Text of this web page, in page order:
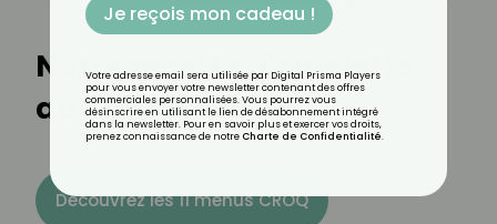
Notre recette d'omelette
aux asperges 🍳
Découvrez les 11 menus CROQ
Je reçois mon cadeau !
Votre adresse email sera utilisée par Digital Prisma Players
pour vous envoyer votre newsletter contenant des offres
commerciales personnalisées. Vous pourrez vous
désinscrire en utilisant le lien de désabonnement intégré
dans la newsletter. Pour en savoir plus et exercer vos droits,
prenez connaissance de notre Charte de Confidentialité.